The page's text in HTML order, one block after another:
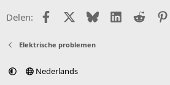
Delen: FacebookX (Twitter)
BlueskyLinkedIn
Reddit
Elektrische problemen
Nederlands